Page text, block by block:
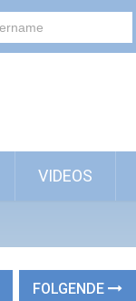
VIDEOS
FOLGENDE